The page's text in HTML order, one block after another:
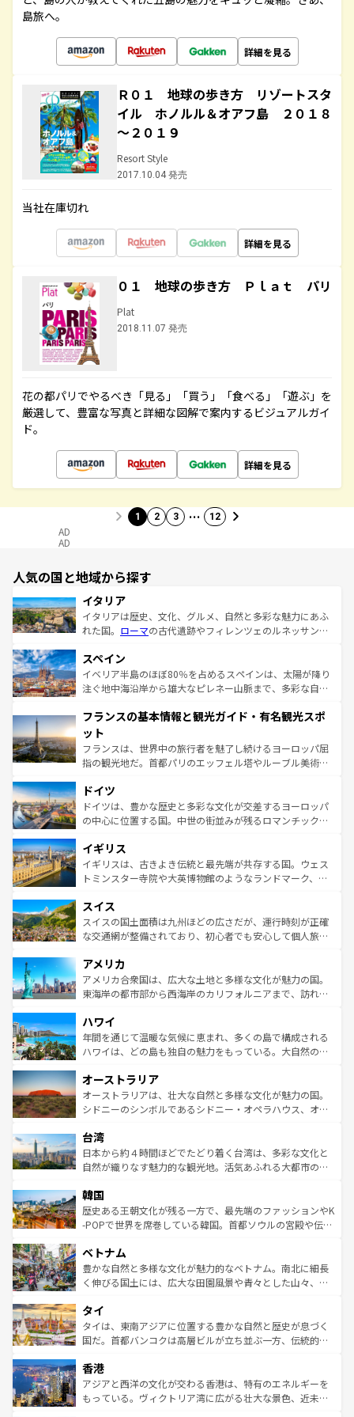
島旅へ。
詳細を見る
Ｒ０１ 地球の歩き方 リゾートスタ
イル ホノルル＆オアフ島 ２０１８
～２０１９
Resort Style
2017.10.04 発売
当社在庫切れ
詳細を見る
０１ 地球の歩き方 Ｐｌａｔ パリ
Plat
2018.11.07 発売
花の都パリでやるべき「見る」「買う」「食べる」「遊ぶ」を
厳選して、豊富な写真と詳細な図解で案内するビジュアルガイ
ド。
詳細を見る
1 2 3 … 12
AD
AD
人気の国と地域から探す
イタリア
イタリアは歴史、文化、グルメ、自然と多彩な魅力にあふ
れた国。 ローマの古代遺跡やフィレンツェのルネッサンス
ろん、トスカーナの美しい田園風景やアマルフィ海岸の絶
景など、自然景観も見逃せない。観光の合間には、本場の
ピザやパスタなど、絶品のイタリア料理を堪能することも
ませてくれるイタリアで、忘れられない旅をしてみよう！
なお、新着のイタリア情報は
しい。
スペイン
イベリア半島のほぼ80％を占めるスペインは、太陽が降り
注ぐ地中海沿岸から雄大なピレネー山脈まで、多彩な自然
文化が根付くこの国では、情熱的なフラメンコ、熱気あふ
れる闘牛、そして美味しいタパスが生活の一部となってい
る。首都マドリードの洗練された雰囲気や、バルセロナの
アートに溢れた街角から、地方では古代ローマ遺跡や中世
せる。地方によって風土や気候が異なるスペインはその個
性で訪れる人を魅了する。 なお、新着のスペイン情報は コ
ンテンツ一覧を参照してほしい。
フランスの基本情報と観光ガイド・有名観光スポ
ット
フランスは、世界中の旅行者を魅了し続けるヨーロッパ屈
指の観光地だ。首都パリのエッフェル塔やルーブル美術館
で、幅広い魅力が詰まっている。華麗な宮殿、歴史的な大
聖堂、美しいビーチ、そして豊かな自然が、訪れる者を心
から魅了する。また、フランスは美食の国としても知ら
いる。シャンパンの発祥地であるランス、プロヴァンスの
香り高いラベンダー畑など、多彩な楽しみ方が可能だ。さ
らに、パリ以外の地域にも魅力が溢れており、どの街角に
れる地方に足を運ぶとそれぞれで全く異なる文化を体験で
きるだろう。 なお、新着のフランス情報はコンテンツ一覧
を参照してほしい。
ドイツ
ドイツは、豊かな歴史と多彩な文化が交差するヨーロッパ
の中心に位置する国。中世の街並みが残るロマンチック街
顔を持つこの国は、どこを歩いても飽きることがない。ベ
ルリンの文化的活気、バイエルン州のアルプスの絶景、そ
してライン川沿いのワイン畑といった風景は必見。ビール
は、お酒好きな人にはぜひ体験してほしい。 なお、新着の
ドイツ情報はコンテンツ一覧を参照してほしい。
イギリス
イギリスは、古きよき伝統と最先端が共存する国。ウェス
トミンスター寺院や大英博物館のようなランドマーク、歴
リアごとに異なる魅力がある。また、優雅なアフタヌーン
ティー、ビール好きにはたまらない英国パブ、サッカー観
戦など、本場だからこそできる体験も豊富。イギリスを旅
ンツ一覧を参照してほしい。
スイス
スイスの国土面積は九州ほどの広さだが、運行時刻が正確
な交通網が整備されており、初心者でも安心して個人旅行
の建物がそのまま残る町や、スイスならではのユニークな
博物館もあり、アルプス観光だけでなく町歩きも満喫する
ことができる。国民の所得が高いため物価も高いが、旅行
ば市内交通費無料で観光を楽しむこともできる。 なお、新
着のスイス情報はコンテンツ一覧 を参照してほしい。
アメリカ
アメリカ合衆国は、広大な土地と多様な文化が魅力の国。
東海岸の都市部から西海岸のカリフォルニアまで、訪れる
のような巨大都市は、観光、ショッピング、エンターテイ
ンメントが詰まった刺激的なスポットだ。一方、アメリカ
西部には大自然が広がり、グランドキャニオンやイエロー
部のニューオーリンズでは、音楽と美食が融合した独特の
文化が魅力。旅行者はアメリカの各地域で異なる魅力を楽
しみながら、その多様性と豊かな歴史を感じることができ
ならではの贅沢な旅のスタイルだ。 なお、新着のアメリカ
情報はコンテンツ一覧を参照してほしい。
ハワイ
年間を通じて温暖な気候に恵まれ、多くの島で構成される
ハワイは、どの島も独自の魅力をもっている。大自然の神
ワイ島は見逃せない。また、定番の観光地といえばオアフ
島だが、静かな自然を求めるならマウイ島やカウアイ島が
おすすめ。エメラルドグリーンに輝く海をはじめ、豊かな
れるおもてなしの心で訪れる人々を迎えてくれるハワイの
人々、おいしいローカルフードやハワイアンミュージッ
ク、伝統的なフラダンスなど、すべてがハワイの魅力を彩
ワイを、存分に味わってほしい。 なお、新着のハワイ情報
はコンテンツ一覧を参照してほしい。
オーストラリア
オーストラリアは、壮大な自然と多様な文化が魅力の国。
シドニーのシンボルであるシドニー・オペラハウス、オー
リアリーフや大陸中央部にそびえるウルル（エアーズロッ
ク）、タスマニアの美しい原生林やケアンズの熱帯雨林な
ど、見どころがたくさん。また、カフェやワイン、オージ
いる。アクティビティも充実しており、サーフィンやダイ
ビング、ハイキングなど、アウトドア好きにはたまらな
い。オーストラリアの多彩な魅力を存分に味わいつくそ
参照してほしい。
台湾
日本から約４時間ほどでたどり着く台湾は、多彩な文化と
自然が織りなす魅力的な観光地。活気あふれる大都市の台
ン）、静ひつな山岳地帯である台湾東部など、都市の喧騒
と山間の静けさが共存しており、訪れる人に新しい発見と
驚きをもたらしてくれる。また、奥深い台湾の食文化も魅
容にもいいと評判のスイーツなど、バラエティ豊かな料理
が味わえる。 なお、新着の台湾情報は コンテンツ一覧を参
照してほしい。
韓国
歴史ある王朝文化が残る一方で、最先端のファッションやK
-POPで世界を席巻している韓国。首都ソウルの宮殿や伝統
き、地方に足を延ばせば四季折々の自然美を楽しむことが
できる。そして、キムチや焼肉、絶品のストリートフード
まで、さまざまな韓国料理が待っている。夜には、韓国な
リティに包まれながら、韓国の多彩な魅力を心ゆくまで味
わってみてほしい。 なお、新着の韓国情報はコンテンツ一
覧を参照してほしい。
ベトナム
豊かな自然と多様な文化が魅力的なベトナム。南北に細長
く伸びる国土には、広大な田園風景や青々とした山々、世
急速な発展と共に伝統が息づく。ハノイの古い町並みやホ
ーチミン市のフランス統治時代の建物も、独特の雰囲気を
醸し出している。また、バラエティの豊かさとおいしさで
とつ。フォーやバインミー、ベトナムコーヒーなどは、ぜ
ひ現地で味わいたい。どの地域を訪れてもあたたかい人々
が旅行者を迎えてくれるので、きっと忘れられない旅にな
タイ
タイは、東南アジアに位置する豊かな自然と歴史が息づく
国だ。首都バンコクは高層ビルが立ち並ぶ一方、伝統的な
の活気が交差している。北部ではチェンマイなどの山岳地
帯で自然と触れ合い、南部ではプーケットやクラビの美し
いビーチでリゾート気分を楽しむことができる。タイ料理
香港
アジアと西洋の文化が交わる香港は、特有のエネルギーを
もっている。ヴィクトリア湾に広がる壮大な景色、近未来